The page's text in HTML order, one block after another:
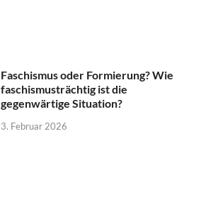
Faschismus oder Formierung? Wie
faschismusträchtig ist die
gegenwärtige Situation?
3. Februar 2026